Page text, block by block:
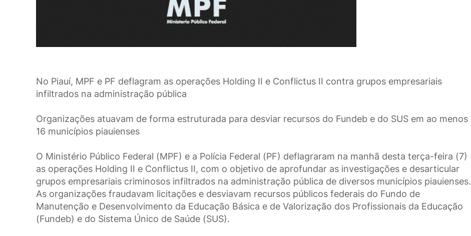
No Piauí, MPF e PF deflagram as operações Holding II e Conflictus II contra grupos empresariais
infiltrados na administração pública
Organizações atuavam de forma estruturada para desviar recursos do Fundeb e do SUS em ao menos
16 municípios piauienses
O Ministério Público Federal (MPF) e a Polícia Federal (PF) deflagraram na manhã desta terça-feira (7)
as operações Holding II e Conflictus II, com o objetivo de aprofundar as investigações e desarticular
grupos empresariais criminosos infiltrados na administração pública de diversos municípios piauienses.
As organizações fraudavam licitações e desviavam recursos públicos federais do Fundo de
Manutenção e Desenvolvimento da Educação Básica e de Valorização dos Profissionais da Educação
(Fundeb) e do Sistema Único de Saúde (SUS).